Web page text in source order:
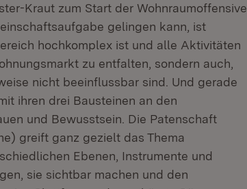
Kraut zum Start der Wohnraumoffensive
gelingen kann, ist
hochkomplex ist und alle Aktivitäten
zu entfalten, sondern auch,
nicht beeinflussbar sind. Und gerade
ihren drei Bausteinen an den
und Bewusstsein. Die Patenschaft
greift ganz gezielt das Thema
Ebenen, Instrumente und
sie sichtbar machen und den